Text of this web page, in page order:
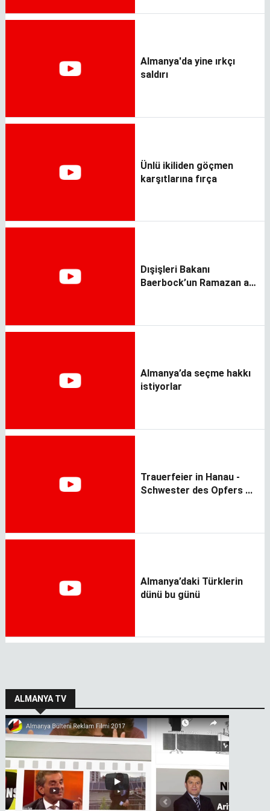
Almanya'da yine ırkçı
saldırı
Ünlü ikiliden göçmen
karşıtlarına fırça
Dışişleri Bakanı
Baerbock’un Ramazan ayı
Almanya’da seçme hakkı
istiyorlar
Trauerfeier in Hanau -
Schwester des Opfers ...
Almanya’daki Türklerin
dünü bu günü
ALMANYA TV